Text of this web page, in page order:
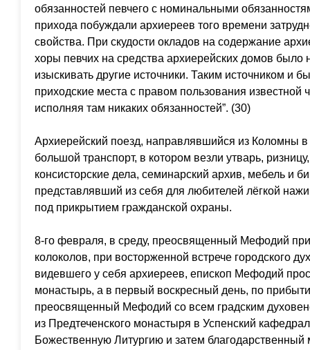
обязанностей певчего с номинальными
прихода побуждали архиереев того времени
свойства. При скудости окладов на содержание
хоры певчих на средства архиерейских домов
изыскивать другие источники. Таким источником и
приходские места с правом пользования известной
исполняя там никаких обязанностей”. (30)
Архиерейский поезд, направлявшийся из Коломны в
большой транспорт, в котором везли утварь,
консисторские дела, семинарский архив, мебель и
представлявший из себя для любителей лёгкой
под прикрытием гражданской охраны.
8-го февраля, в среду, преосвященный Мефодий
колоколов, при восторженной встрече городского
видевшего у себя архиереев, епископ Мефодий
монастырь, а в первый воскресный день, по
преосвященный Мефодий со всем градским
из Предтеченского монастыря в Успенский
Божественную Литургию и затем благодарственный